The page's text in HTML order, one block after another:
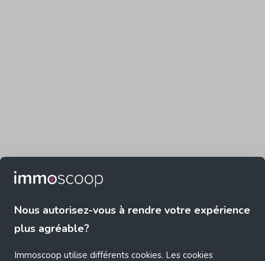
Nous autorisez-vous à rendre votre expérience
plus agréable?
Immoscoop utilise différents cookies. Les cookies